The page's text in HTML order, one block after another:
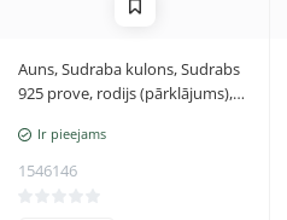
Auns, Sudraba kulons, Sudrabs
925 prove, rodijs (pārklājums),
Ir pieejams
1546146